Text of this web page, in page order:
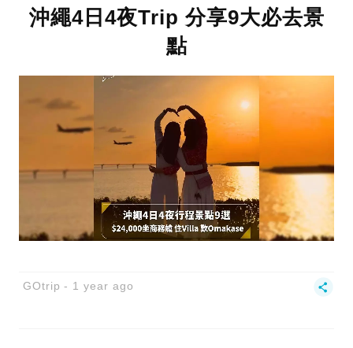
沖繩4日4夜Trip 分享9大必去景
點
GOtrip 1 year ago